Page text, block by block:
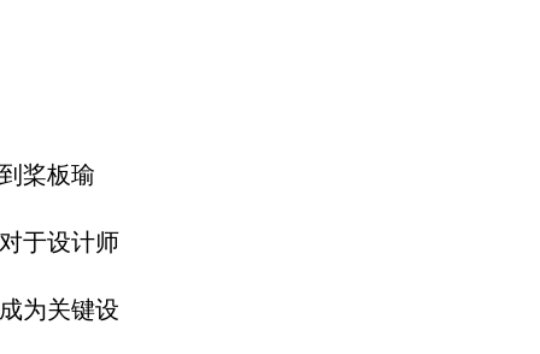
桨板瑜
于设计师
为关键设